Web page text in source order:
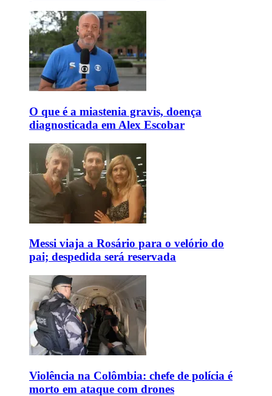
O que é a miastenia gravis, doença
diagnosticada em Alex Escobar
Messi viaja a Rosário para o velório do
pai; despedida será reservada
Violência na Colômbia: chefe de polícia é
morto em ataque com drones